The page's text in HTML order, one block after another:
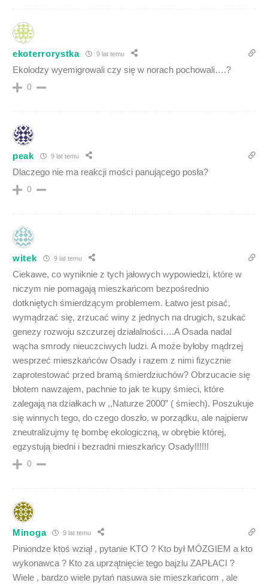
ekoterrorystka 9 lat temu
Ekolodzy wyemigrowali czy się w norach pochowali….?
0
peak 9 lat temu
Dlaczego nie ma reakcji mości panującego posła?
0
witek 9 lat temu
Ciekawe, co wyniknie z tych jałowych wypowiedzi, które w
niczym nie pomagają mieszkańcom bezpośrednio
dotkniętych śmierdzącym problemem. Łatwo jest pisać,
wymądrzać się, zrzucać winy z jednych na drugich, szukać
genezy rozwoju szczurzej działalności….A Osada nadal
wącha smrody nieuczciwych ludzi. A może byłoby mądrzej
wesprzeć mieszkańców Osady i razem z nimi fizycznie
zaprotestować przed bramą śmierdziuchów? Obrzucacie się
błotem nawzajem, pachnie to jak te kupy śmieci, które
zalegają na działkach w ,,Naturze 2000” ( śmiech). Poszukuje
się winnych tego, do czego doszło, w porządku, ale najpierw
zneutralizujmy tę bombę ekologiczną, w obrębie której,
egzystują biedni i bezradni mieszkańcy Osady!!!!!!
0
Minoga 9 lat temu
Piniondze ktoś wziął , pytanie KTO ? Kto był MÓZGIEM a kto
wykonawca ? Kto za uprzątnięcie tego bajzlu ZAPŁACI ?
Wiele , bardzo wiele pytań nasuwa sie mieszkańcom , ale